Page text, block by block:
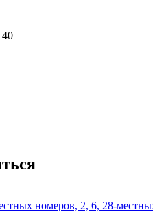
40